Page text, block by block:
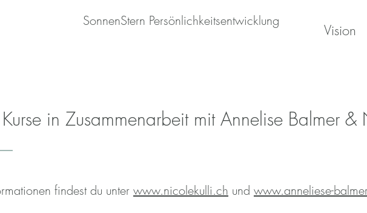
SonnenStern Persönlichkeitsentwicklung
Vision
in Zusammenarbeit mit Annelise Balmer &
findest du unter www.nicolekulli.ch und www.anneliese-